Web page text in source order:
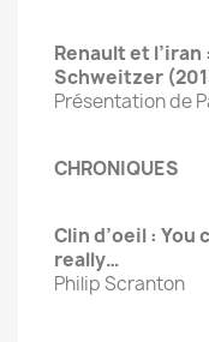
Renault et
Schweitzer
Présentation de
CHRONIQUES
Clin d’oeil :
really…
Philip Scranton